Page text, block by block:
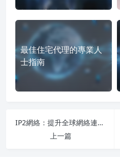
最佳住宅代理的專業人
士指南
IP2網絡：提升全球網絡連接性和性能的IPFLY代理
上一篇